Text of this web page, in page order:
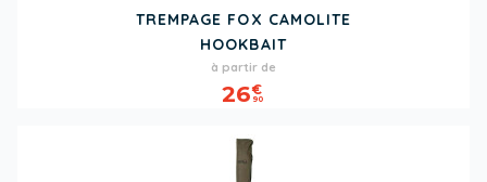
TREMPAGE FOX CAMOLITE
HOOKBAIT
Prix
à partir de
26€
90